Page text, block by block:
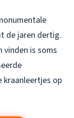
de jaren dertig.
vinden is soms
kraanleertjes op